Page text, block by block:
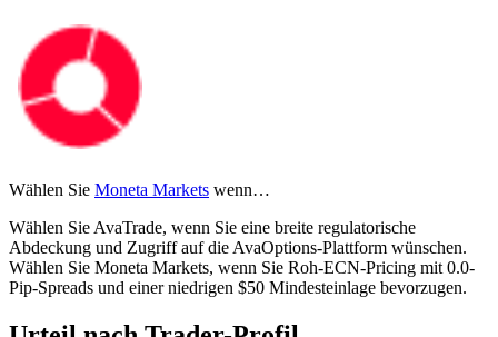
Wählen Sie Moneta Markets wenn…
Wählen Sie AvaTrade, wenn Sie eine breite regulatorische
Abdeckung und Zugriff auf die AvaOptions-Plattform wünschen.
Wählen Sie Moneta Markets, wenn Sie Roh-ECN-Pricing mit 0.0-
Pip-Spreads und einer niedrigen $50 Mindesteinlage bevorzugen.